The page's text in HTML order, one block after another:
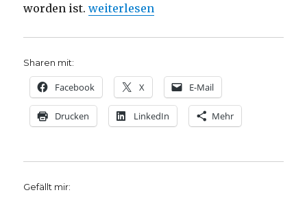
worden ist.„Predigt zu Jeremia 23 mit Zitaten von
weiterlesen
Sharen mit:
Facebook X E-Mail
Drucken LinkedIn Mehr
Gefällt mir: